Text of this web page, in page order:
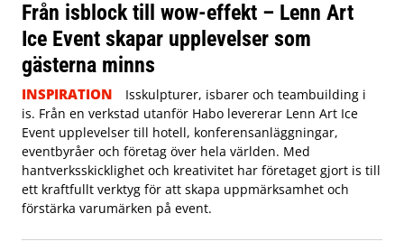
Från isblock till wow-effekt – Lenn Art
Ice Event skapar upplevelser som
gästerna minns
INSPIRATION
Isskulpturer, isbarer och teambuilding i
is. Från en verkstad utanför Habo levererar Lenn Art Ice
Event upplevelser till hotell, konferensanläggningar,
eventbyråer och företag över hela världen. Med
hantverksskicklighet och kreativitet har företaget gjort is till
ett kraftfullt verktyg för att skapa uppmärksamhet och
förstärka varumärken på event.